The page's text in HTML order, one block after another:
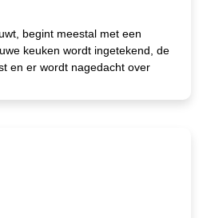
begint meestal met een
keuken wordt ingetekend, de
en er wordt nagedacht over